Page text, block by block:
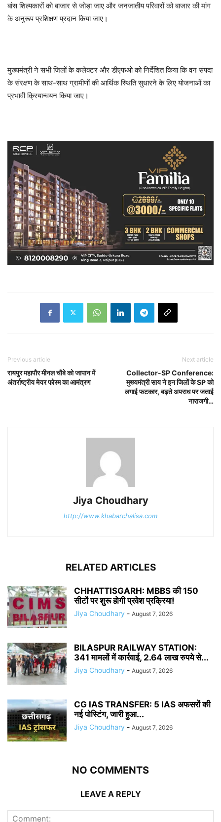
बांस शिल्पकारों को बाजार से जोड़ा जाए और जनजातीय परिवारों को बाजार की मांग
के अनुरूप प्रशिक्षण प्रदान किया जाए।
मुख्यमंत्री ने सभी जिलों के कलेक्टर और डीएफओ को निर्देशित किया कि वन संपदा
के संरक्षण के साथ-साथ ग्रामीणों की आर्थिक स्थिति सुधारने के लिए योजनाओं का
प्रभावी क्रियान्वयन किया जाए।
Previous article
रायपुर महापौर मीनल चौबे को जापान में
अंतर्राष्ट्रीय मेयर फोरम का आमंत्रण
Next article
Collector-SP Conference:
मुख्यमंत्री साय ने इन जिलों के SP को
लगाई फटकार, बढ़ते अपराध पर जताई
नाराजगी…
Jiya Choudhary
http://www.khabarchalisa.com
RELATED ARTICLES
CHHATTISGARH: MBBS की 150
सीटों पर शुरू होगी प्रवेश प्रक्रिया!
Jiya Choudhary - August 7, 2026
BILASPUR RAILWAY STATION:
341 मामलों में कार्रवाई, 2.64 लाख रुपये से...
Jiya Choudhary - August 7, 2026
CG IAS TRANSFER: 5 IAS अफसरों की
नई पोस्टिंग, जारी हुआ...
Jiya Choudhary - August 7, 2026
NO COMMENTS
LEAVE A REPLY